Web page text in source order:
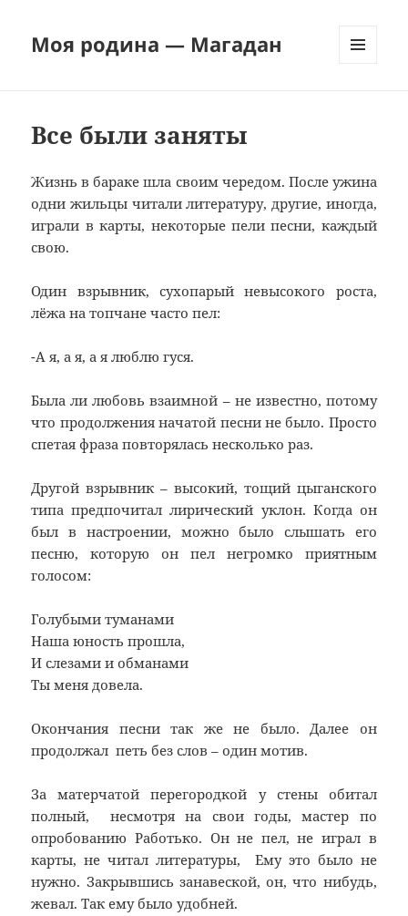
Моя родина — Магадан
Все были заняты
Жизнь в бараке шла своим чередом. После ужина
одни жильцы читали литературу, другие, иногда,
играли в карты, некоторые пели песни, каждый
свою.
Один взрывник, сухопарый невысокого роста,
лёжа на топчане часто пел:
-А я, а я, а я люблю гуся.
Была ли любовь взаимной – не известно, потому
что продолжения начатой песни не было. Просто
спетая фраза повторялась несколько раз.
Другой взрывник – высокий, тощий цыганского
типа предпочитал лирический уклон. Когда он
был в настроении, можно было слышать его
песню, которую он пел негромко приятным
голосом:
Голубыми туманами
Наша юность прошла,
И слезами и обманами
Ты меня довела.
Окончания песни так же не было. Далее он
продолжал петь без слов – один мотив.
За матерчатой перегородкой у стены обитал
полный, несмотря на свои годы, мастер по
опробованию Работько. Он не пел, не играл в
карты, не читал литературы, Ему это было не
нужно. Закрывшись занавеской, он, что нибудь,
жевал. Так ему было удобней.